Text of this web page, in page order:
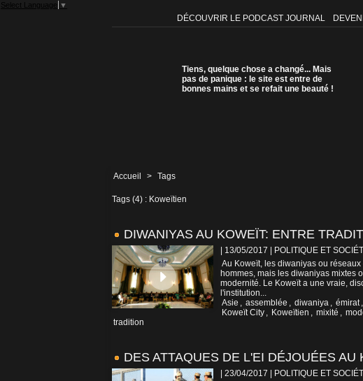
Select Language ▼
DÉCOUVRIR LE PODCAST JOURNAL
Tiens, quelque chose a changé... Mais
pas de panique : le site est entre de
bonnes mains et se refait une beauté !
Accueil > Tags
Tags (4) : Koweïtien
DIWANIYAS AU KOWEÏT: ENTRE
| 13/05/2017
POLITIQUE ET
Au Koweït, les diwaniyas ou
hommes, mais les diwaniyas mixtes
modernité. Le Koweït a une vraie,
l'institution...
Asie , assemblée , diwaniya , émirat ,
Koweït City , Koweïtien , mixité ,
tradition
DES ATTAQUES DE L'EI DÉJOUÉES AU
| 23/04/2017
POLITIQUE ET